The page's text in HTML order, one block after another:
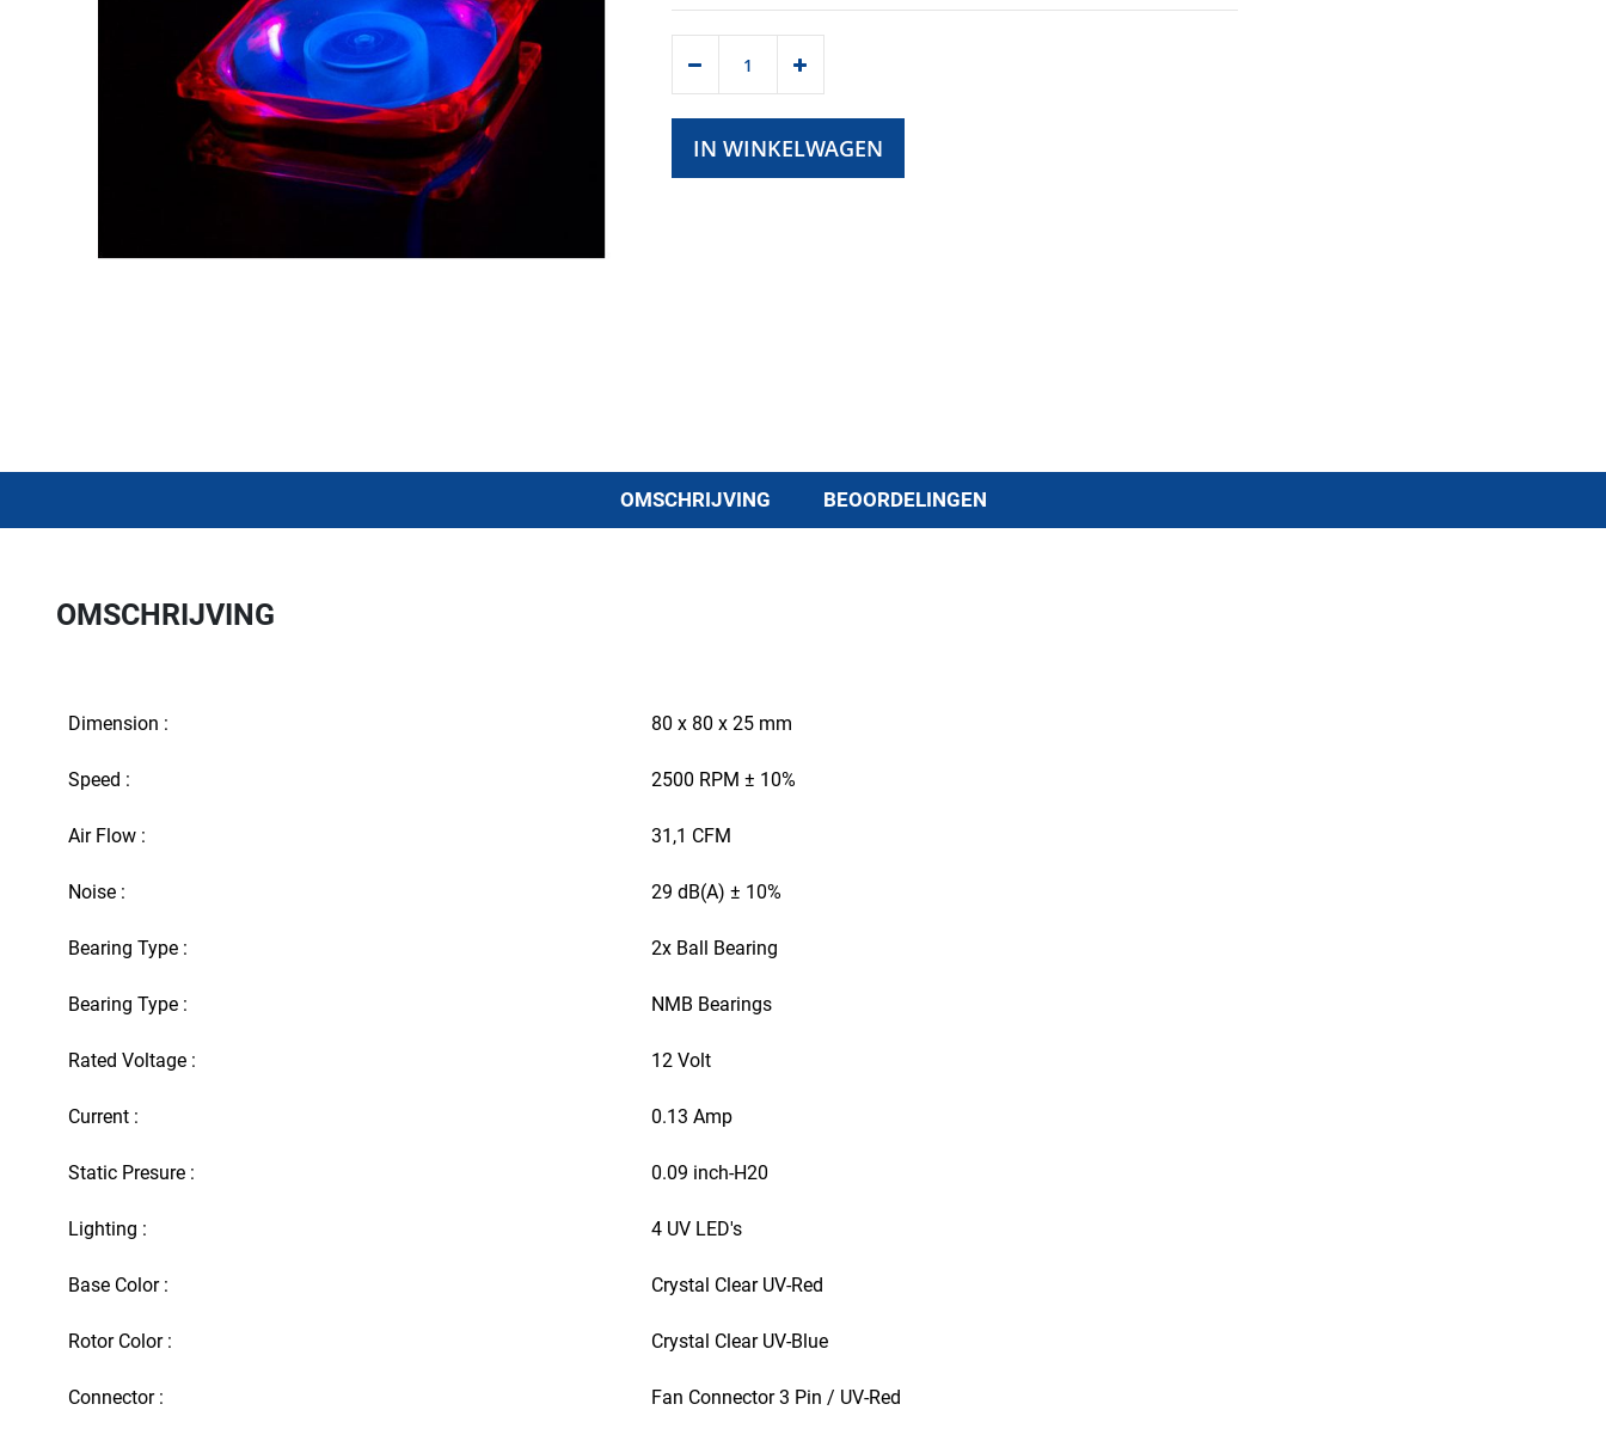
IN WINKELWAGEN
OMSCHRIJVING BEOORDELINGEN
OMSCHRIJVING
Dimension : 80 x 80 x 25 mm
Speed : 2500 RPM ± 10%
Air Flow : 31,1 CFM
Noise : 29 dB(A) ± 10%
Bearing Type : 2x Ball Bearing
Bearing Type : NMB Bearings
Rated Voltage : 12 Volt
Current : 0.13 Amp
Static Presure : 0.09 inch-H20
Lighting : 4 UV LED's
Base Color : Crystal Clear UV-Red
Rotor Color : Crystal Clear UV-Blue
Connector : Fan Connector 3 Pin / UV-Red